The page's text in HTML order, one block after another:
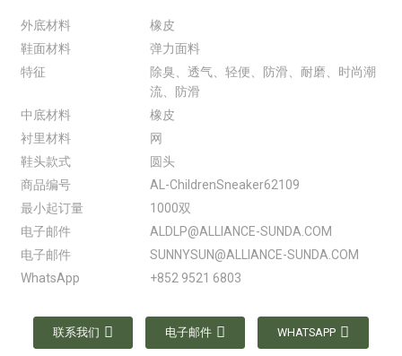
外底材料
橡皮
鞋面材料
弹力面料
特征
除臭、透气、轻便、防滑、耐磨、时尚潮
流、防滑
中底材料
橡皮
衬里材料
网
鞋头款式
圆头
商品编号
AL-ChildrenSneaker62109
最小起订量
1000双
电子邮件
ALDLP@ALLIANCE-SUNDA.COM
电子邮件
SUNNYSUN@ALLIANCE-SUNDA.COM
WhatsApp
+852 9521 6803
联系我们 电子邮件 WHATSAPP